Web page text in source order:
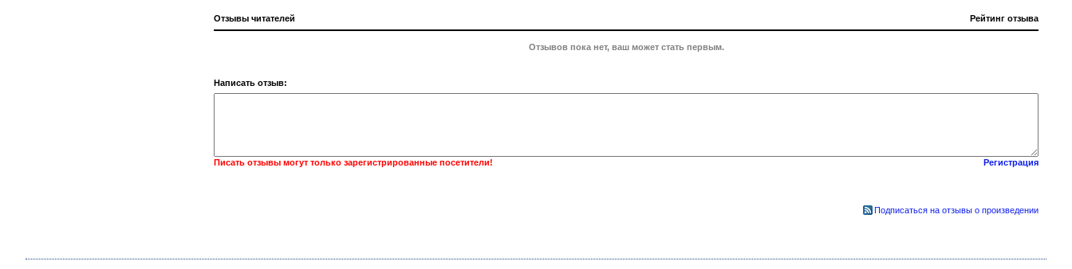
Отзывы читателей Рейтинг отзыва
Отзывов пока нет, ваш может стать первым.
Написать отзыв:
Писать отзывы могут только зарегистрированные посетители! Регистрация
Подписаться на отзывы о произведении